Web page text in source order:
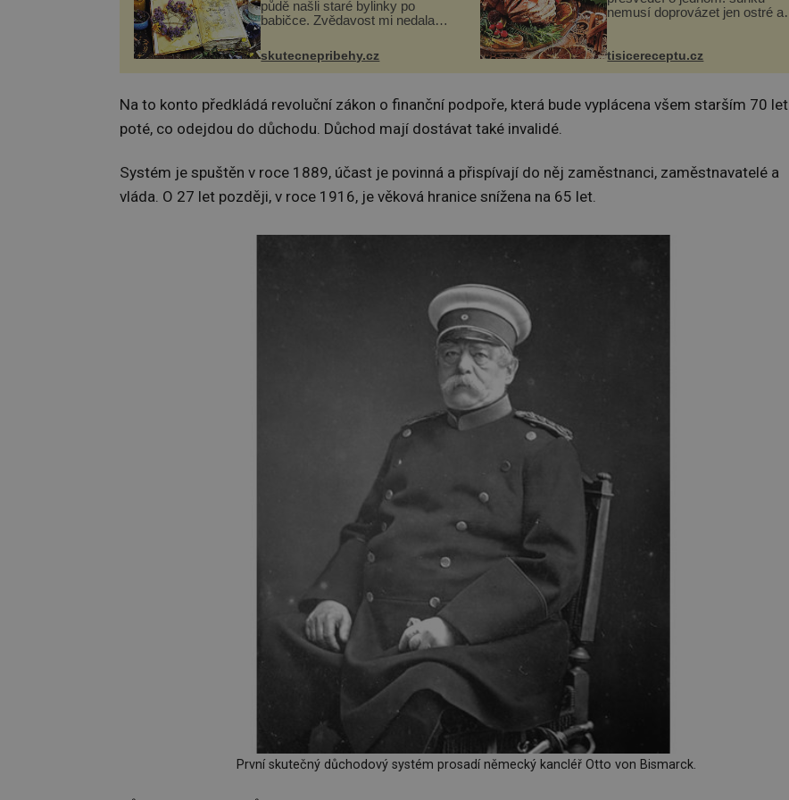
půdě našli staré bylinky po
babičce. Zvědavost mi nedala a
lektvar… Zimní pobyt na
chalupě se pro mě vlastní vinou
změnil v děsivý zážitek, na kt...
skutecnepribehy.cz
nemusí doprovázet jen ostré a
Ingredience sádlo 3 kg šunky
tisicereceptu.cz
Na to konto předkládá revoluční zákon o finanční podpoře, která bude vyplácena všem starším 70 let
poté, co odejdou do důchodu. Důchod mají dostávat také invalidé.
Systém je spuštěn v roce 1889, účast je povinná a přispívají do něj zaměstnanci, zaměstnavatelé a
vláda. O 27 let později, v roce 1916, je věková hranice snížena na 65 let.
První skutečný důchodový systém prosadí německý kancléř Otto von Bismarck.